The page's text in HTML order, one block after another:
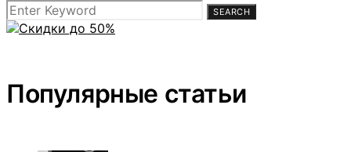
SEARCH
Популярные статьи